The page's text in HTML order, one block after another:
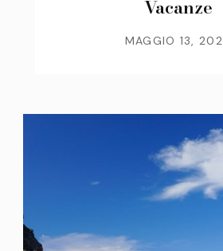
Vacanze
MAGGIO 13,